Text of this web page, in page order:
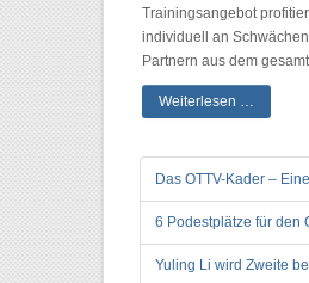
Trainingsangebot
individuell an
Partnern aus dem
Weiterlesen …
Das OTTV-Kader –
6 Podestplätze für den
Yuling Li wird Zweite